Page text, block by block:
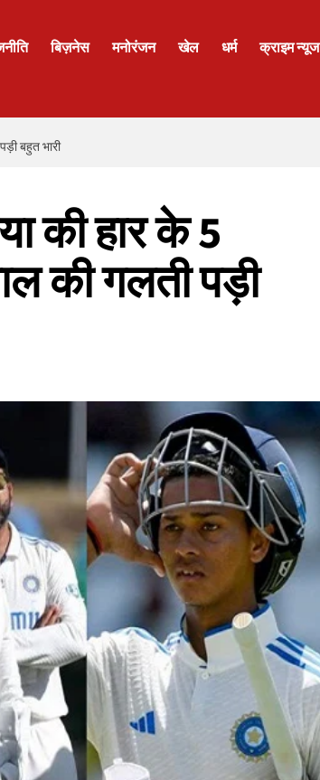
बिज़नेस मनोरंजन खेल धर्म क्राइम न्यूज
बहुत भारी
की हार के 5
की गलती पड़ी